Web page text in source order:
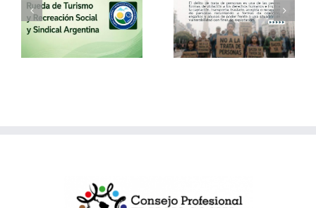
30 de julio – Día
Mundial contra la
Trata de Personas
Vacaciones de
invierno con el
Consejo